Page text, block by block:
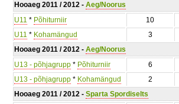
Hooaeg 2011 / 2012 - Aeg/Noorus
U11 * Põhiturniir 10
U11 * Kohamängud 3
Hooaeg 2011 / 2012 - Aeg/Noorus
U13 - põhjagrupp * Põhiturniir 6
U13 - põhjagrupp * Kohamängud 2
Hooaeg 2011 / 2012 - Sparta Spordiselts